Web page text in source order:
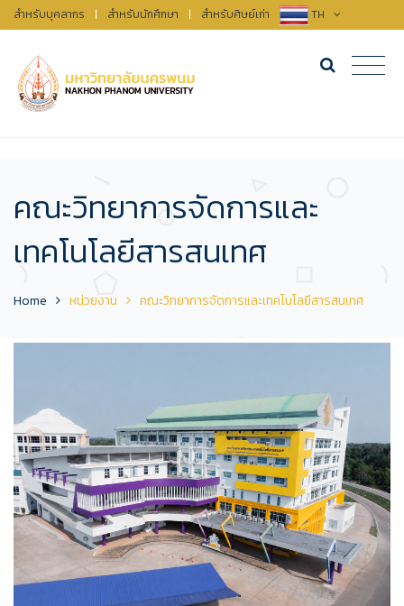
สำหรับบุคลากร | สำหรับนักศึกษา | สำหรับศิษย์เก่า TH
คณะวิทยาการจัดการและ
เทคโนโลยีสารสนเทศ
Home หน่วยงาน คณะวิทยาการจัดการและเทคโนโลยีสารสนเทศ